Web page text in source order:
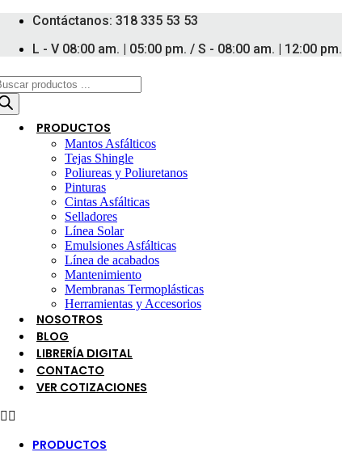
Contáctanos: 318 335 53 53
L - V 08:00 am. | 05:00 pm. / S - 08:00 am. | 12:00 pm.
PRODUCTOS
Mantos Asfálticos
Tejas Shingle
Poliureas y Poliuretanos
Pinturas
Cintas Asfálticas
Selladores
Línea Solar
Emulsiones Asfálticas
Línea de acabados
Mantenimiento
Membranas Termoplásticas
Herramientas y Accesorios
NOSOTROS
BLOG
LIBRERÍA DIGITAL
CONTACTO
VER COTIZACIONES
PRODUCTOS